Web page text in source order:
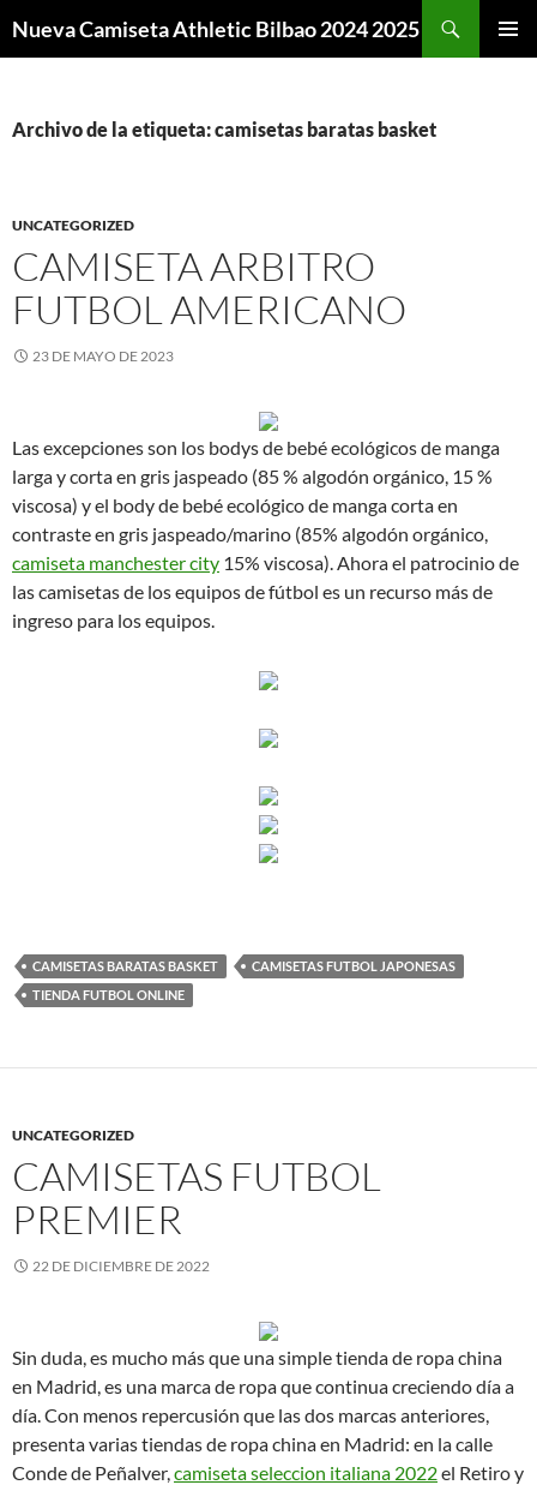
Nueva Camiseta Athletic Bilbao 2024 2025
Archivo de la etiqueta: camisetas baratas basket
UNCATEGORIZED
CAMISETA ARBITRO
FUTBOL AMERICANO
23 DE MAYO DE 2023
Las excepciones son los bodys de bebé ecológicos de manga
larga y corta en gris jaspeado (85 % algodón orgánico, 15 %
viscosa) y el body de bebé ecológico de manga corta en
contraste en gris jaspeado/marino (85% algodón orgánico,
camiseta manchester city 15% viscosa). Ahora el patrocinio de
las camisetas de los equipos de fútbol es un recurso más de
ingreso para los equipos.
CAMISETAS BARATAS BASKET
CAMISETAS FUTBOL JAPONESAS
TIENDA FUTBOL ONLINE
UNCATEGORIZED
CAMISETAS FUTBOL
PREMIER
22 DE DICIEMBRE DE 2022
Sin duda, es mucho más que una simple tienda de ropa china
en Madrid, es una marca de ropa que continua creciendo día a
día. Con menos repercusión que las dos marcas anteriores,
presenta varias tiendas de ropa china en Madrid: en la calle
Conde de Peñalver,camiseta seleccion italiana 2022el Retiro y